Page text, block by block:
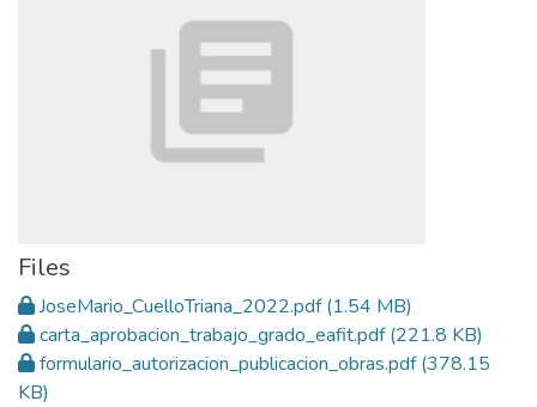
Files
JoseMario_CuelloTriana_2022.pdf(1.54 MB)
carta_aprobacion_trabajo_grado_eafit.pdf(221.8 KB)
formulario_autorizacion_publicacion_obras.pdf(378.15
KB)